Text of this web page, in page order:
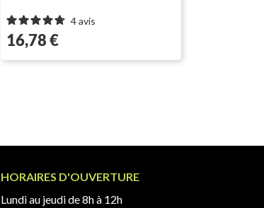
4avis
Prix
16,78 €
HORAIRES D'OUVERTURE
Lundi au jeudi de 8h à 12h